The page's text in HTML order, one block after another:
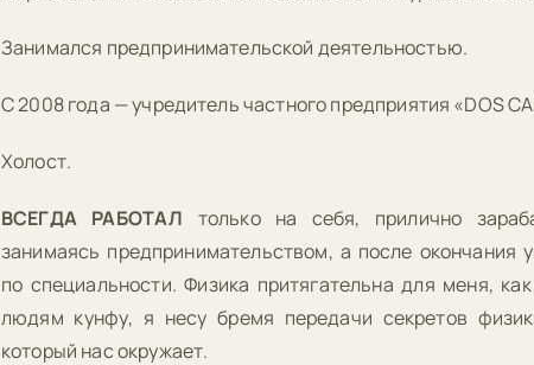
Занимался предпринимательской деятельностью.
С 2008 года — учредитель частного предприятия «DOS
Холост.
ВСЕГДА РАБОТАЛ только на себя, прилично
занимаясь предпринимательством, а после окончания
по специальности. Физика притягательна для меня,
людям кунфу, я несу бремя передачи секретов
который нас окружает.